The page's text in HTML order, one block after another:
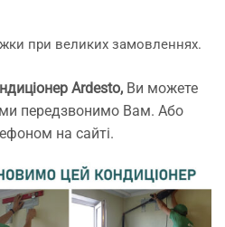
при великих замовленнях.
Ardesto, Ви можете
передзвонимо Вам. Або
на сайті.